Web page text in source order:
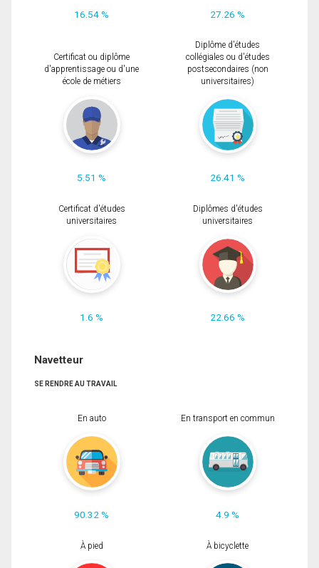
16.54 % 27.26 %
Certificat ou diplôme
d'apprentissage ou d'une
école de métiers
5.51 %
Diplôme d'études
collégiales ou d'études
postsecondaires (non
universitaires)
26.41 %
Certificat d'études
universitaires
1.6 %
Diplômes d'études
universitaires
22.66 %
Navetteur
SE RENDRE AU TRAVAIL
En auto
90.32 %
En transport en commun
4.9 %
À pied À bicyclette